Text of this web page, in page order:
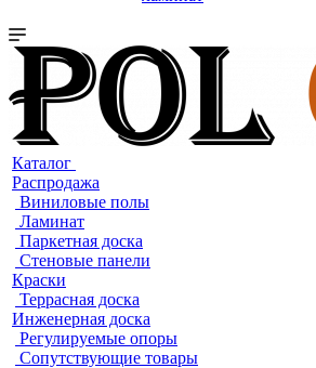
Каталог
Распродажа
Виниловые полы
Ламинат
Паркетная доска
Стеновые панели
Краски
Террасная доска
Инженерная доска
Регулируемые опоры
Сопутствующие товары